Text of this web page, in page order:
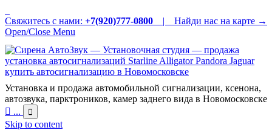
Свяжитесь с нами: +7(920)777-0800 | Найди нас на карте →
Open/Close Menu
Установка и продажа автомобильной сигнализации, ксенона,
автозвука, парктроников, камер заднего вида в Новомосковске
 ... 
Skip to content